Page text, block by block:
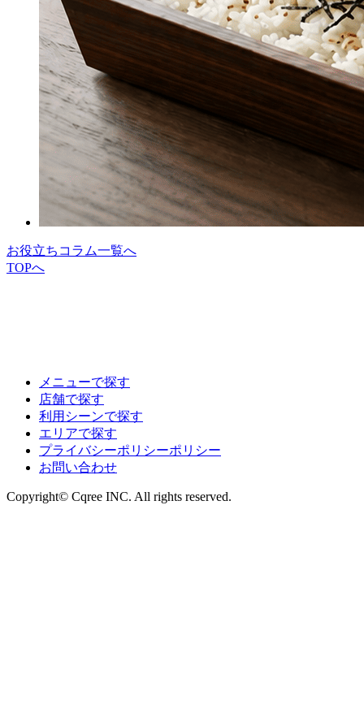
お役立ちコラム一覧へ
TOPへ
メニューで探す
店舗で探す
利用シーンで探す
エリアで探す
プライバシーポリシーポリシー
お問い合わせ
Copyright© Cqree INC. All rights reserved.